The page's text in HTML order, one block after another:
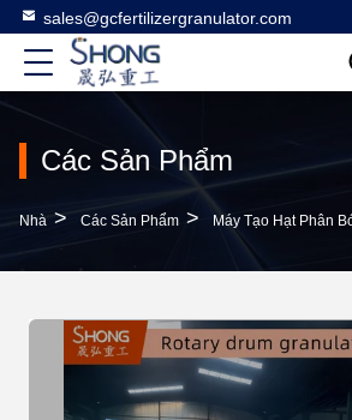
sales@gcfertilizergranulator.com
Các Sản Phẩm
Nhà > Các Sản Phẩm > Máy Tạo Hạt Phân